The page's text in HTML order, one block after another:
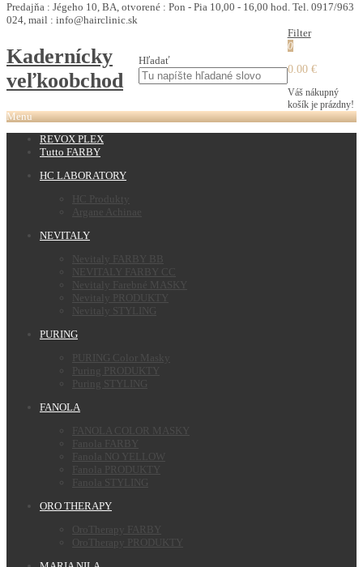
Predajňa : Jégeho 10, BA, otvorené : Pon - Pia 10,00 - 16,00 hod. Tel. 0917/963
024, mail : info@hairclinic.sk
Kadernícky
veľkoobchod
Hľadať
Filter
0
0.00 €
Váš nákupný
košík je prázdny!
Menu
REVOX PLEX
Tutto FARBY
HC LABORATORY
HC Produkty
Argane Achinae
NEVITALY
Nevitaly FARBY BB
NEVITALY FARBY CC
Nevitaly Farebné MASKY
Nevitaly PRODUKTY
Nevitaly STYLING
PURING
PURING Color Masky
Puring PRODUKTY
Puring STYLING
FANOLA
FANOLA COLOR MASKY
Fanola FARBY
Fanola NO YELLOW
Fanola PRODUKTY
Fanola STYLING
ORO THERAPY
OroTherapy FARBY
OroTherapy PRODUKTY